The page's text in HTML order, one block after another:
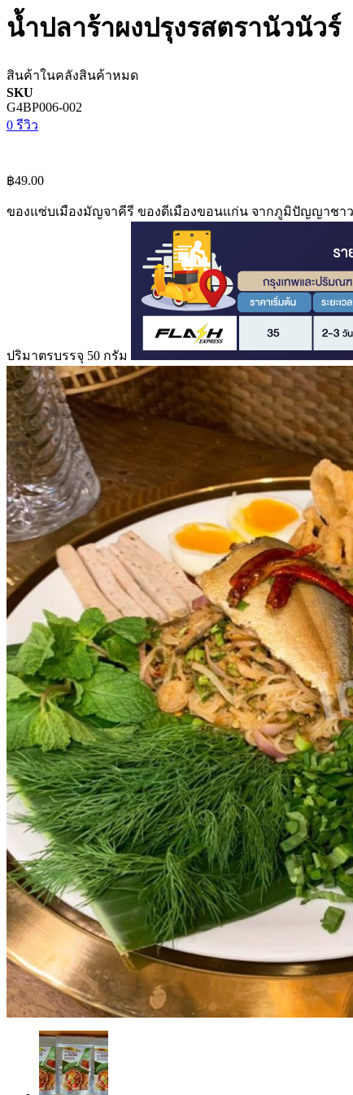
น้ำปลาร้าผงปรุงรสตรานัวนัวร์
สินค้าในคลังสินค้าหมด
SKU
G4BP006-002
0 รีวิว
฿49.00
ของแซ่บเมืองมัญจาคีรี ของดีเมืองขอนแก่น จากภูมิปัญญาชา
ปริมาตรบรรจุ 50 กรัม